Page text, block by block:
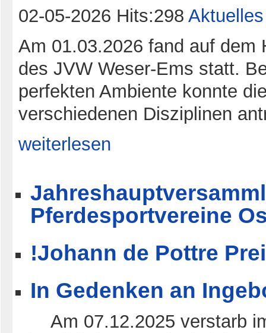
02-05-2026 Hits:298 Aktuelles
Am 01.03.2026 fand auf dem
des JVW Weser-Ems statt.
perfekten Ambiente konnte
verschiedenen Disziplinen
weiterlesen
Pferdesportvereine
!Johann de Pottre
In Gedenken an
Am 07.12.2025 verstarb